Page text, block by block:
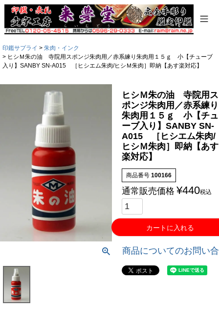
印鑑サプライ
朱肉・インク
ヒシＭ朱の油 寺院用スポンジ朱肉用／赤系練り朱肉用１５ｇ 小【チューブ
入り】SANBY SN-A015 ［ヒシエム朱肉/ヒシＭ朱肉］即納【あす楽対応】
ヒシＭ朱の油 寺院用ス
ポンジ朱肉用／赤系練り
朱肉用１５ｇ 小【チュ
ーブ入り】SANBY SN-
A015 ［ヒシエム朱肉/
ヒシＭ朱肉］即納【あす
楽対応】
商品番号 100166
通常販売価格 ¥440税込
カートに入れる
商品についてのお問い